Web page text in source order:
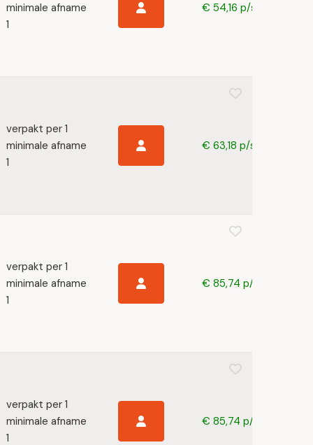
minimale afname
1
€ 54,16 p/s
verpakt per 1
minimale afname
1
€ 63,18 p/s
verpakt per 1
minimale afname
1
€ 85,74 p/s
verpakt per 1
minimale afname
1
€ 85,74 p/s